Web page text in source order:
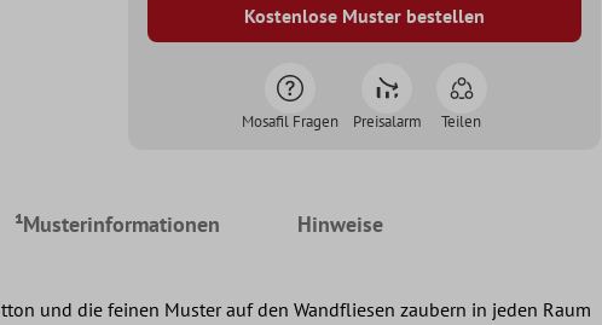
Kostenlose Muster bestellen
Mosafil Fragen Preisalarm Teilen
¹Musterinformationen Hinweise
und die feinen Muster auf den Wandfliesen zaubern in jeden Raum